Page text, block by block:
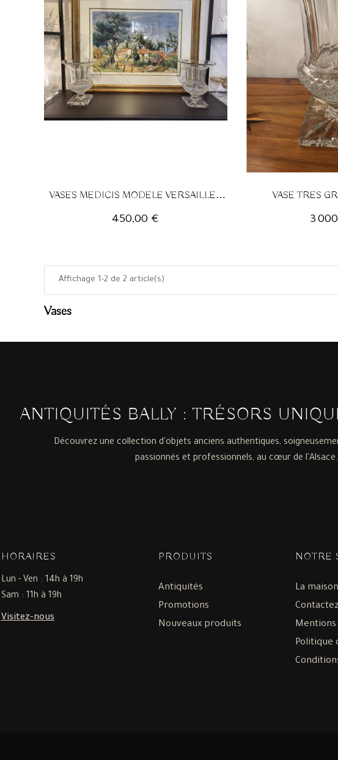
VASES MEDICIS MODELE VERSAILLES
DE ST LOUIS
450,00 €
VASE TRES
3
Affichage 1-2 de 2 article(s)
Vases
ANTIQUITÉS BALLY : TRÉSORS
Découvrez une collection d'objets anciens authentiques,
passionnés et professionnels, au cœur de l'Alsace.
HORAIRES
Lun - Ven : 14h à 19h
Sam : 11h à 19h
Visitez-nous
PRODUITS
Antiquités
Promotions
Nouveaux produits
NOTRE
La
Mentions
Politique